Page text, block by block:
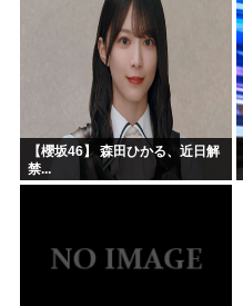
【櫻坂46】 森田ひかる、近日解
禁...